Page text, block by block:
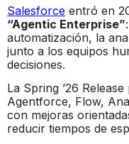
Salesforce entró en
“Agentic Enterprise”
automatización, la
junto a los equipos
decisiones.
La Spring ’26
Agentforce, Flow,
con mejoras
reducir tiempos de